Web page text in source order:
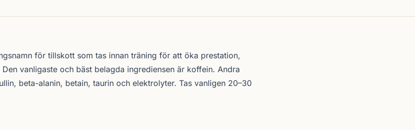
för tillskott som tas innan träning för att öka prestation,
vanligaste och bäst belagda ingrediensen är koffein. Andra
beta-alanin, betain, taurin och elektrolyter. Tas vanligen 20–30